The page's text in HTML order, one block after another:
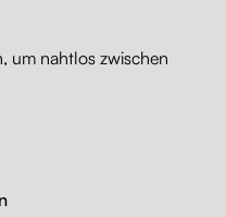
um nahtlos zwischen